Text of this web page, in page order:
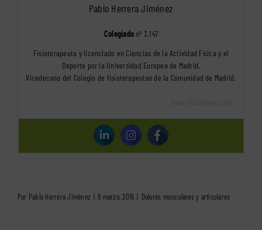
Pablo Herrera Jiménez
Colegiado nº 3.147
Fisioterapeuta y licenciado en Ciencias de la Actividad Física y el
Deporte por la Universidad Europea de Madrid.
Vicedecano del Colegio de fisioterapeutas de la Comunidad de Madrid.
Por Pablo Herrera Jiménez 8 marzo, 2016 Dolores musculares y articulares